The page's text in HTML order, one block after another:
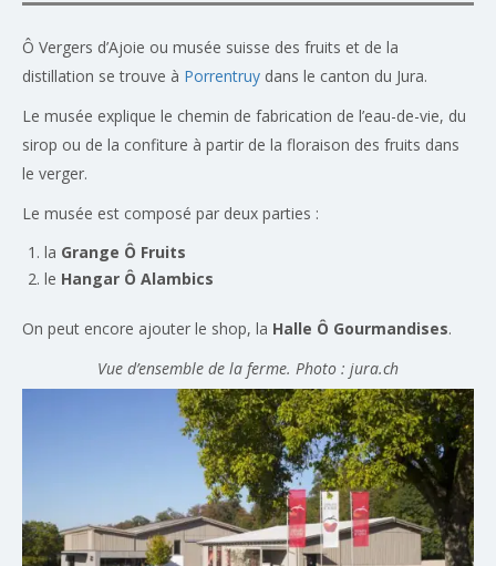
Ô Vergers d’Ajoie ou musée suisse des fruits et de la
distillation se trouve à Porrentruy dans le canton du Jura.
Le musée explique le chemin de fabrication de l’eau-de-vie, du
sirop ou de la confiture à partir de la floraison des fruits dans
le verger.
Le musée est composé par deux parties :
la Grange Ô Fruits
le Hangar Ô Alambics
On peut encore ajouter le shop, la Halle Ô Gourmandises.
Vue d’ensemble de la ferme. Photo : jura.ch